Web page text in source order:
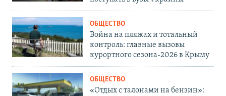
ОБЩЕСТВО
Война на пляжах и тотальный
контроль: главные вызовы
курортного сезона-2026 в Крыму
ОБЩЕСТВО
«Отдых с талонами на бензин»: